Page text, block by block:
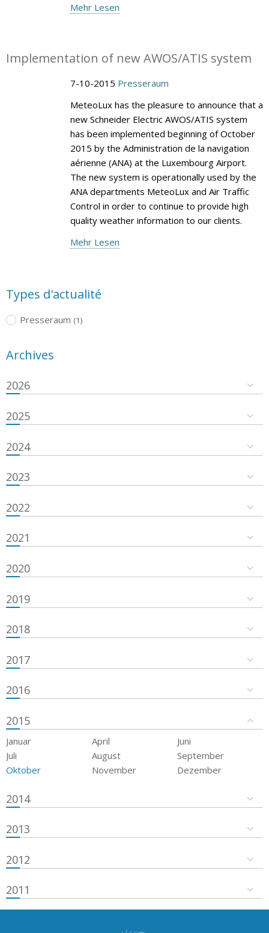
Mehr Lesen
Implementation of new AWOS/ATIS system
7-10-2015 Presseraum
MeteoLux has the pleasure to announce that a
new Schneider Electric AWOS/ATIS system
has been implemented beginning of October
2015 by the Administration de la navigation
aérienne (ANA) at the Luxembourg Airport.
The new system is operationally used by the
ANA departments MeteoLux and Air Traffic
Control in order to continue to provide high
quality weather information to our clients.
Mehr Lesen
Types d'actualité
Presseraum (1)
Archives
2026
2025
2024
2023
2022
2021
2020
2019
2018
2017
2016
2015
Januar April
Juni
Juli
August
September
Oktober
November Dezember
2014
2013
2012
2011